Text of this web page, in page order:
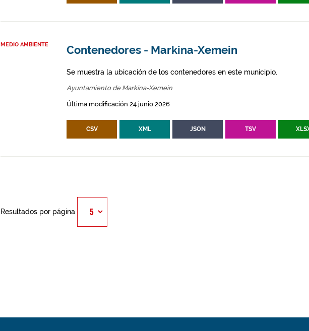
MEDIO AMBIENTE Contenedores - Markina-Xemein
Se muestra la ubicación de los contenedores en este municipio.
Ayuntamiento de Markina-Xemein
Última modificación 24 junio 2026
CSV XML JSON TSV
Resultados por página